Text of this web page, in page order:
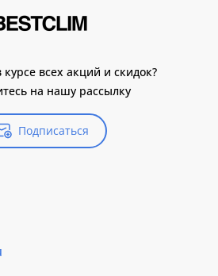
всех акций и скидок?
на нашу рассылку
Подписаться